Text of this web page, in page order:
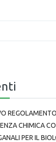
CHIMICA
PER IL